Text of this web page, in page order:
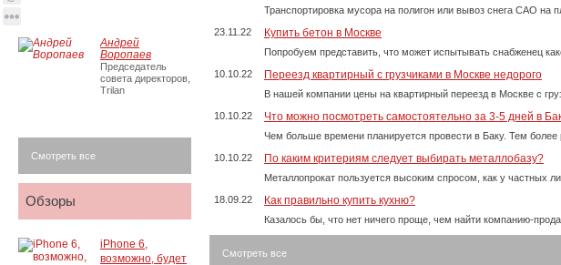
Транспортировка мусора на полигон или вывоз снега САО на
23.11.22
Купить бетон в Москве
Попробуем представить, что может испытывать снабженец
10.10.22
Переезд квартирный с грузчиками в Москве недорого
В нашей компании цены на квартирный переезд в Москве с
10.10.22
Что можно посмотреть самостоятельно за 3-5 дней в
Чем больше времени планируется провести в Баку. Тем
10.10.22
По каким критериям следует выбирать металлобазу?
Металлопрокат пользуется высоким спросом, как у частных
18.09.22
Как правильно купить кухню?
Казалось бы, что нет ничего проще, чем найти компанию-
Смотреть все
Андрей
Воропаев
Председатель
совета директоров,
Trilan
Смотреть все
Обзоры
iPhone 6,
возможно, будет